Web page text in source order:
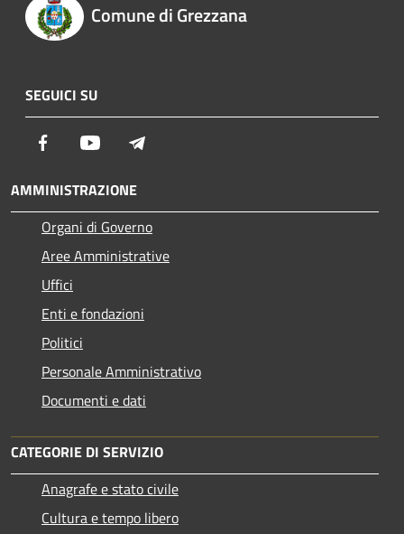
Comune di Grezzana
SEGUICI SU
Facebook Youtube
AMMINISTRAZIONE
Organi di Governo
Aree Amministrative
Uffici
Enti e fondazioni
Politici
Personale Amministrativo
Documenti e dati
CATEGORIE DI SERVIZIO
Anagrafe e stato civile
Cultura e tempo libero